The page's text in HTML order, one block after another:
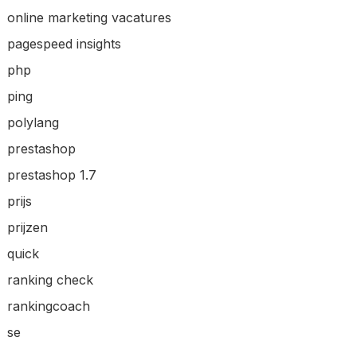
online marketing vacatures
pagespeed insights
php
ping
polylang
prestashop
prestashop 1.7
prijs
prijzen
quick
ranking check
rankingcoach
se